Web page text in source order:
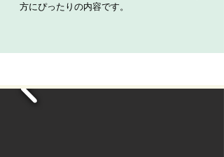
方にぴったりの内容です。